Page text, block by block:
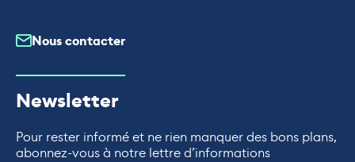
Nous contacter
Newsletter
Pour rester informé et ne rien manquer des bons plans,
abonnez-vous à notre lettre d’informations